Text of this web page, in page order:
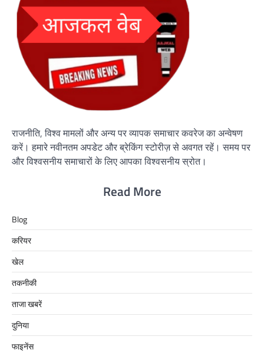
राजनीति, विश्व मामलों और अन्य पर व्यापक समाचार कवरेज का अन्वेषण
करें। हमारे नवीनतम अपडेट और ब्रेकिंग स्टोरीज़ से अवगत रहें। समय पर
और विश्वसनीय समाचारों के लिए आपका विश्वसनीय स्रोत।
Read More
Blog
करियर
खेल
तकनीकी
ताजा खबरें
दुनिया
फाइनेंस